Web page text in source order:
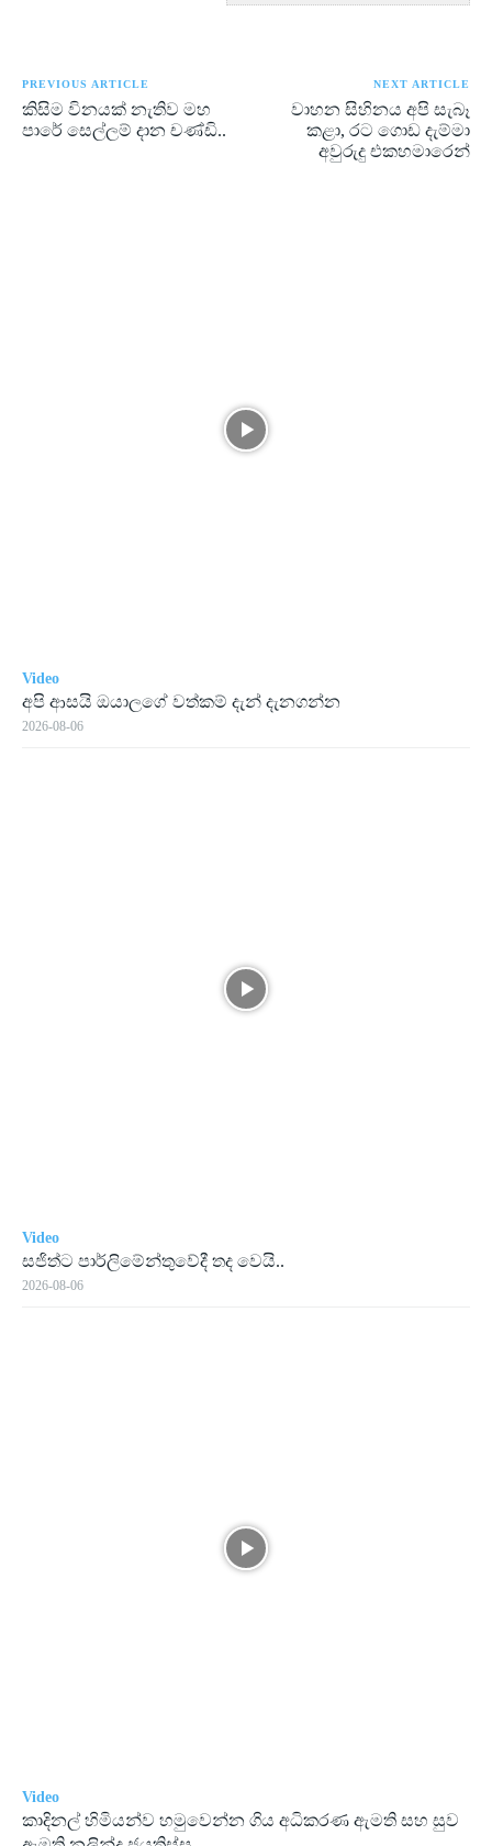
PREVIOUS ARTICLE
කිසිම විනයක් නැතිව මහ
පාරේ සෙල්ලම් දාන චණ්ඩි..
NEXT ARTICLE
වාහන සිහිනය අපි සැබෑ
කළා, රට ගොඩ දැම්මා
අවුරුදු එකහමාරෙන්
Video
අපි ආසයි ඔයාලගේ වත්කම් දැන් දැනගන්න
2026-08-06
Video
සජිත්ට පාර්ලිමේන්තුවේදී තද වෙයි..
2026-08-06
Video
කාදිනල් හිමියන්ව හමුවෙන්න ගිය අධිකරණ ඇමති සහ සුව